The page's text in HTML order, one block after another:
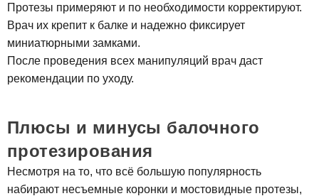
Протезы примеряют и по необходимости корректируют.
Врач их крепит к балке и надежно фиксирует
миниатюрными замками.
После проведения всех манипуляций врач даст
рекомендации по уходу.
Плюсы и минусы балочного
протезирования
Несмотря на то, что всё большую популярность
набирают несъемные коронки и мостовидные протезы,